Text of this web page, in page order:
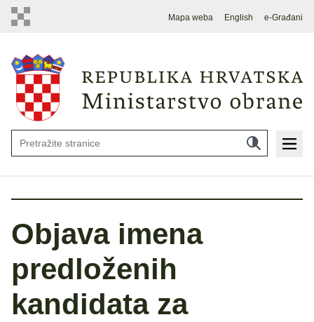
Mapa weba English e-Građani
Objava imena
predloženih
kandidata za